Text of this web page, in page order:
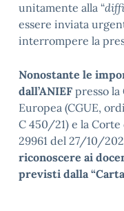
unitamente alla “
essere inviata
interrompere la
Nonostante le
dall’ANIEF presso
Europea (CGUE,
C 450/21) e la Corte
29961 del 27/10/
riconoscere ai
previsti dalla